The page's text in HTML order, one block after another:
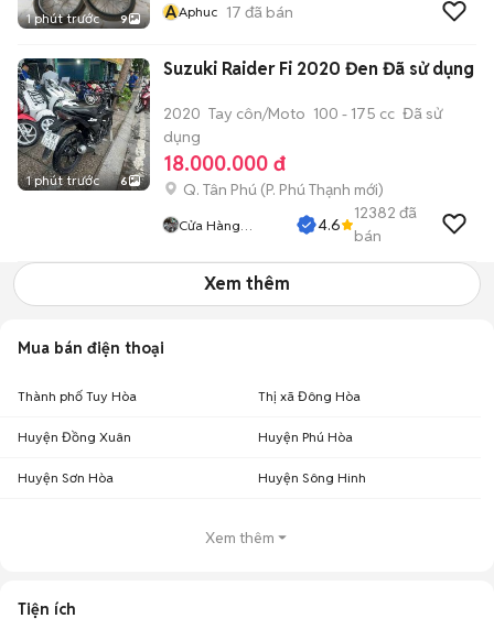
1 phút trước 9
AAphuc 17 đã bán
1 phút trước 6
Suzuki Raider Fi 2020 Đen Đã sử dụng
2020 Tay côn/Moto 100 - 175 cc Đã sử
dụng
18.000.000 đ
Q. Tân Phú (P. Phú Thạnh mới)
Cửa Hàng
4.6
12382 đã
bán
Xem thêm
Mua bán điện thoại
Thành phố Tuy Hòa Thị xã Đông Hòa
Huyện Đồng Xuân Huyện Phú Hòa
Huyện Sơn Hòa Huyện Sông Hinh
Xem thêm
Tiện ích